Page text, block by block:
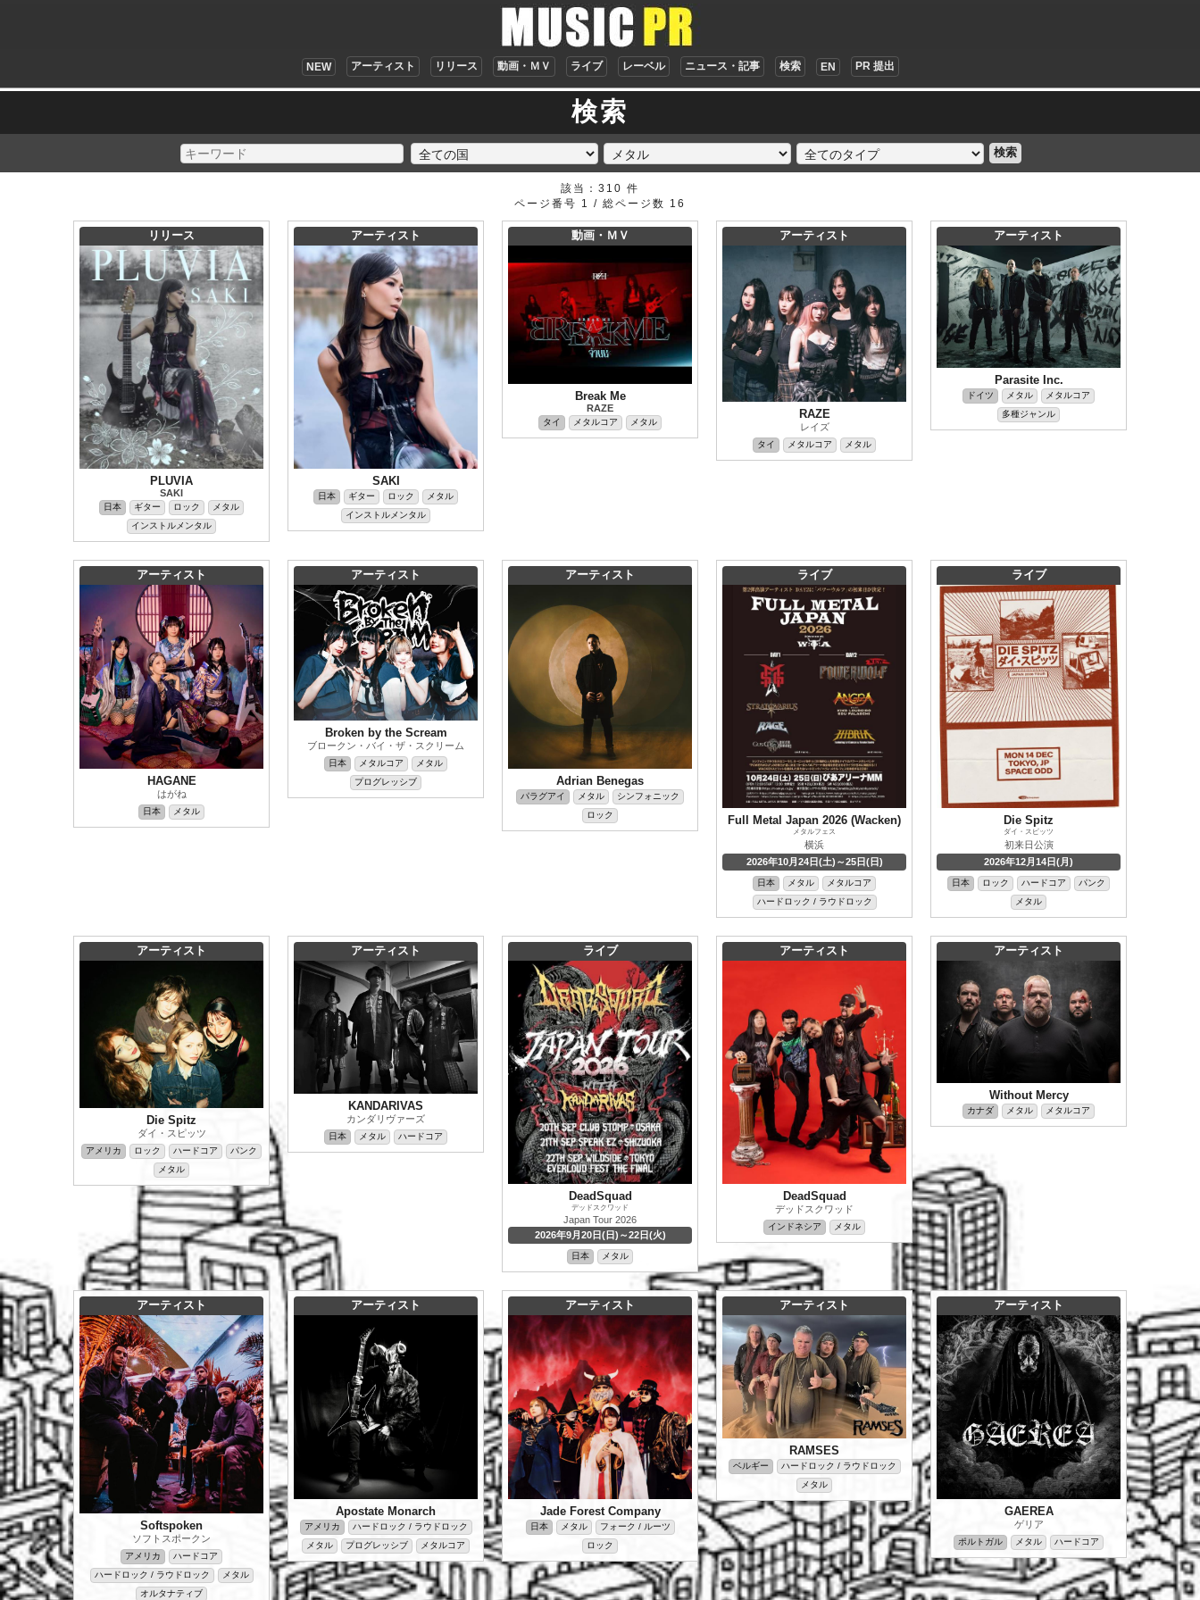
NEW アーティスト リリース 動画・ＭＶ ライブ レーベル ニュース・記事 検索 EN PR 提出
検索
検索
該当：310 件
ページ番号 1 / 総ページ数 16
リリース
PLUVIA
SAKI
日本 ギター ロック
メタル
インストルメンタル
アーティスト
SAKI
日本 ギター ロック
メタル
インストルメンタル
動画・ＭＶ
Break Me
RAZE
タイ メタルコア メタル
アーティスト
RAZE
レイズ
タイ メタルコア メタル
アーティスト
Parasite Inc.
ドイツ メタル
メタルコア
多種ジャンル
アーティスト
HAGANE
はがね
日本 メタル
アーティスト
Broken by the Scream
ブロークン・バイ・ザ・スクリーム
日本 メタルコア
メタル
プログレッシブ
アーティスト
Adrian Benegas
パラグアイ メタル
シンフォニック
ロック
ライブ
Full Metal Japan 2026 (Wacken)
メタルフェス
横浜
2026年10月24日(土)～25日(日)
日本 メタル
メタルコア
ハードロック / ラウドロック
ライブ
Die Spitz
ダイ・スピッツ
初来日公演
2026年12月14日(月)
日本 ロック ハードコア
パンク
メタル
アーティスト
Die Spitz
ダイ・スピッツ
アメリカ ロック ハードコア
パンク
メタル
アーティスト
KANDARIVAS
カンダリヴァーズ
日本 メタル ハードコア
ライブ
DeadSquad
デッドスクワッド
Japan Tour 2026
2026年9月20日(日)～22日(火)
日本 メタル
アーティスト
DeadSquad
デッドスクワッド
インドネシア メタル
アーティスト
Without Mercy
カナダ メタル メタルコア
アーティスト
Softspoken
ソフトスポークン
アメリカ
ハードコア
ハードロック / ラウドロック
メタル
オルタナティブ
アーティスト
Apostate Monarch
アメリカ
ハードロック / ラウドロック
メタル
プログレッシブ メタルコア
アーティスト
Jade Forest Company
日本 メタル
フォーク / ルーツ
ロック
アーティスト
RAMSES
ベルギー
ハードロック / ラウドロック
メタル
アーティスト
GAEREA
ゲリア
ポルトガル メタル ハードコア